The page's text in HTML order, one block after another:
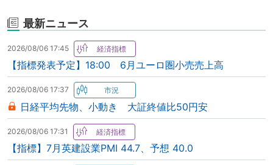
最新ニュース
2026/08/06 17:45
【指標発表予定】18:00 6月ユーロ圏小売売上高
2026/08/06 17:37
日経平均先物、小動き 大証終値比50円安
2026/08/06 17:31
【指標】7月英建設業PMI 44.7、予想 40.0